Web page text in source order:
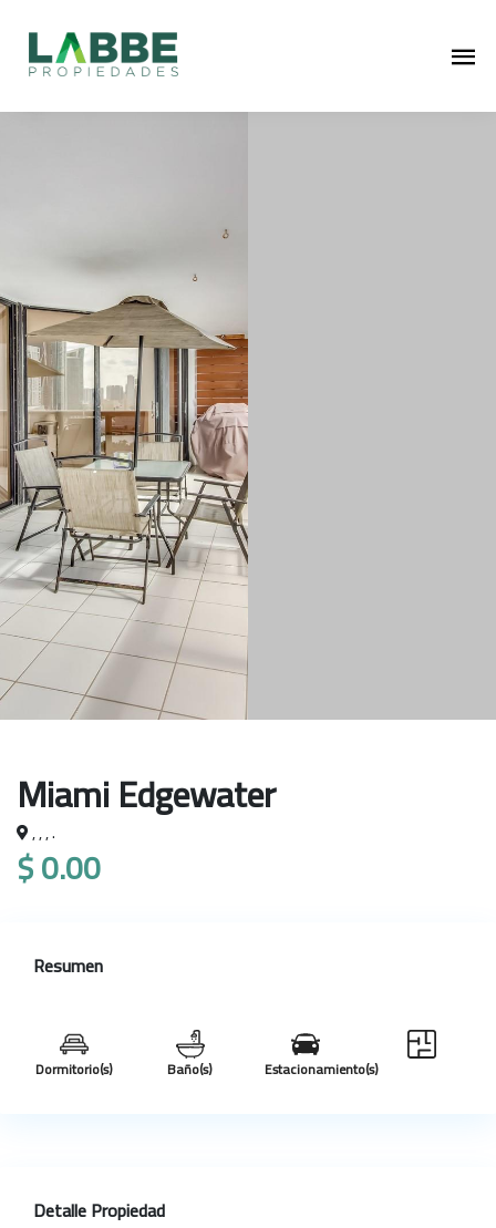
Miami Edgewater
, , , .
$ 0.00
Resumen
Dormitorio(s) Baño(s) Estacionamiento(s)
Detalle Propiedad